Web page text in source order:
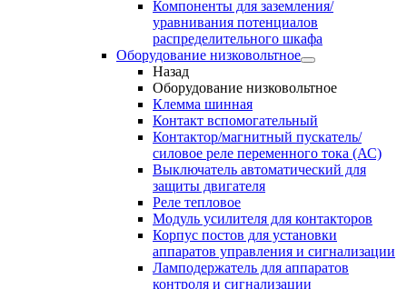
Компоненты для заземления/
уравнивания потенциалов
распределительного шкафа
Оборудование низковольтное
Назад
Оборудование низковольтное
Клемма шинная
Контакт вспомогательный
Контактор/магнитный пускатель/
силовое реле переменного тока (АС)
Выключатель автоматический для
защиты двигателя
Реле тепловое
Модуль усилителя для контакторов
Корпус постов для установки
аппаратов управления и сигнализации
Ламподержатель для аппаратов
контроля и сигнализации